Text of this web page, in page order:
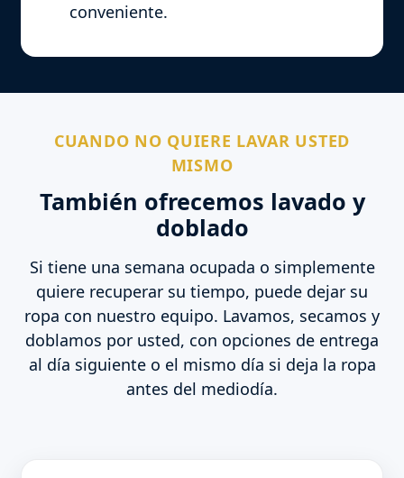
conveniente.
CUANDO NO QUIERE LAVAR USTED
MISMO
También ofrecemos lavado y
doblado
Si tiene una semana ocupada o simplemente
quiere recuperar su tiempo, puede dejar su
ropa con nuestro equipo. Lavamos, secamos y
doblamos por usted, con opciones de entrega
al día siguiente o el mismo día si deja la ropa
antes del mediodía.